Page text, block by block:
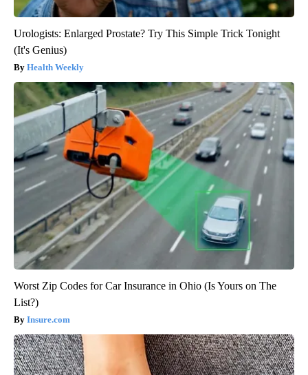
Urologists: Enlarged Prostate? Try This Simple Trick Tonight
(It's Genius)
Health Weekly
Worst Zip Codes for Car Insurance in Ohio (Is Yours on The
List?)
Insure.com